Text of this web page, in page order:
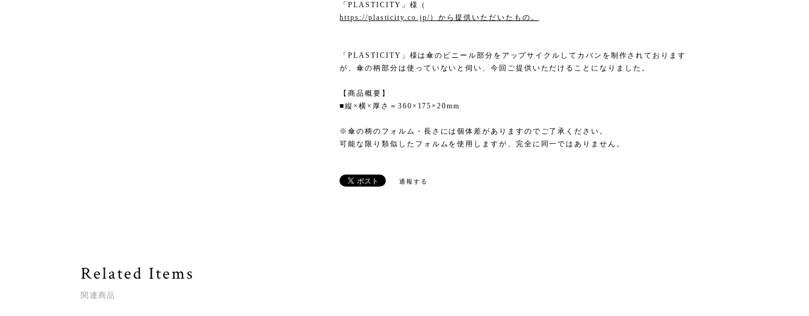
「PLASTICITY」様（
https://plasticity.co.jp/）から提供いただいたもの。
「PLASTICITY」様は傘のビニール部分をアップサイクルしてカバンを制作されております
が、傘の柄部分は使っていないと伺い、今回ご提供いただけることになりました。
【商品概要】
■縦×横×厚さ＝360×175×20mm
※傘の柄のフォルム・長さには個体差がありますのでご了承ください。
可能な限り類似したフォルムを使用しますが、完全に同一ではありません。
通報する
Related Items
関連商品